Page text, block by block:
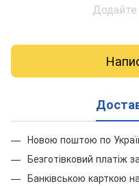
Новою поштою по
Безготівковий платіж
Банківською карткою